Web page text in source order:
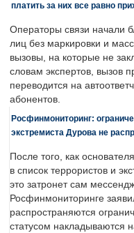
платить за них все равно
Операторы связи начали
лиц без маркировки и
вызовы, на которые не
словам экспертов, вызов
переводится на
абонентов.
Росфинмониторинг:
экстремиста Дурова не
После того, как
в список террористов и
это затронет сам
Росфинмониторинге
распространяются
статусом накладываются